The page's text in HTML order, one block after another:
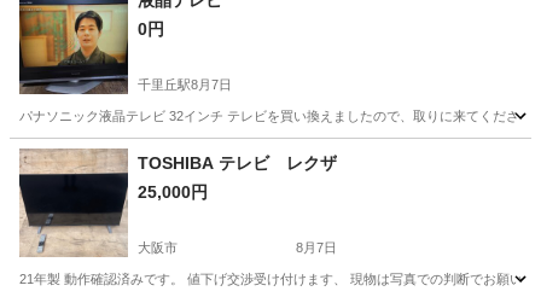
0円
千里丘駅8月7日
パナソニック液晶テレビ 32インチ テレビを買い換えましたので、取りに来てくださる
大阪 摂津市 テレビ パナソニック
TOSHIBA テレビ レクザ
25,000円
大阪市 8月7日
21年製 動作確認済みです。 値下げ交渉受け付けます、 現物は写真での判断でお願い